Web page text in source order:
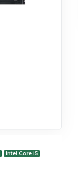
Intel Core i5